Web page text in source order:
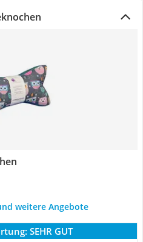
weitere Angebote
SEHR GUT